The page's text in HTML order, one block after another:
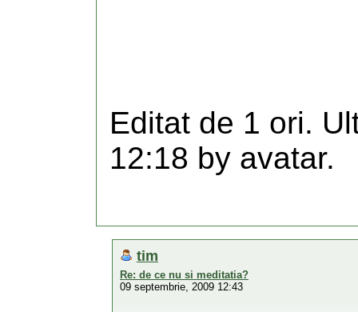
Editat de 1 ori.
12:18 by avatar.
tim
Re: de ce nu si meditatia?
09 septembrie, 2009 12:43